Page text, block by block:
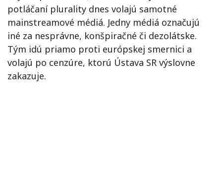
potláčaní plurality dnes volajú samotné
mainstreamové médiá. Jedny médiá označujú
iné za nesprávne, konšpiračné či dezolátske.
Tým idú priamo proti európskej smernici a
volajú po cenzúre, ktorú Ústava SR výslovne
zakazuje.